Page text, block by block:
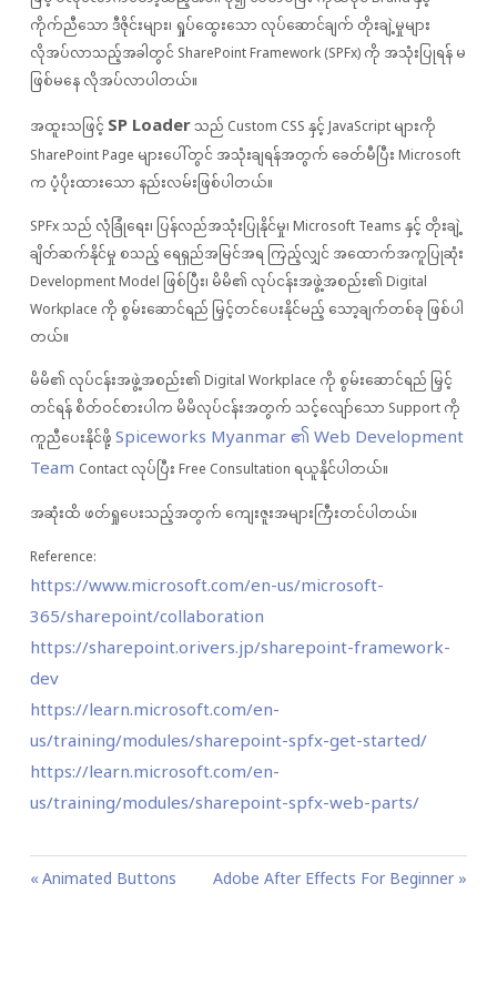
ကိုက်ညီသော ဒီဇိုင်းများ၊ ရှုပ်ထွေးသော လုပ်ဆောင်ချက် တိုးချဲ့မှုများ
လိုအပ်လာသည့်အခါတွင် SharePoint Framework (SPFx) ကို အသုံးပြုရန် မ
ဖြစ်မနေ လိုအပ်လာပါတယ်။
အထူးသဖြင့်SP Loaderသည် Custom CSS နှင့် JavaScript များကို
SharePoint Page များပေါ်တွင် အသုံးချရန်အတွက် ခေတ်မီပြီး Microsoft
က ပံ့ပိုးထားသော နည်းလမ်းဖြစ်ပါတယ်။
SPFx သည် လုံခြုံရေး၊ ပြန်လည်အသုံးပြုနိုင်မှု၊ Microsoft Teams နှင့် တိုးချဲ့
ချိတ်ဆက်နိုင်မှု စသည့် ရေရှည်အမြင်အရ ကြည့်လျှင် အထောက်အကူပြုဆုံး
Development Model ဖြစ်ပြီး၊ မိမိ၏ လုပ်ငန်းအဖွဲ့အစည်း၏ Digital
Workplace ကို စွမ်းဆောင်ရည် မြှင့်တင်ပေးနိုင်မည့် သော့ချက်တစ်ခု ဖြစ်ပါ
တယ်။
မိမိ၏ လုပ်ငန်းအဖွဲ့အစည်း၏ Digital Workplace ကို စွမ်းဆောင်ရည် မြှင့်
တင်ရန် စိတ်ဝင်စားပါက မိမိလုပ်ငန်းအတွက် သင့်လျော်သော Support ကို
ကူညီပေးနိုင်ဖို့Spiceworks Myanmar ၏ Web Development
Team Contact လုပ်ပြီး Free Consultation ရယူနိုင်ပါတယ်။
အဆုံးထိ ဖတ်ရှုပေးသည့်အတွက် ကျေးဇူးအများကြီးတင်ပါတယ်။
Reference:
https://www.microsoft.com/en-us/microsoft-
365/sharepoint/collaboration
https://sharepoint.orivers.jp/sharepoint-framework-
dev
https://learn.microsoft.com/en-
us/training/modules/sharepoint-spfx-get-started/
https://learn.microsoft.com/en-
us/training/modules/sharepoint-spfx-web-parts/
PP
Animated Buttons
N
Adobe After Effects For Beginner